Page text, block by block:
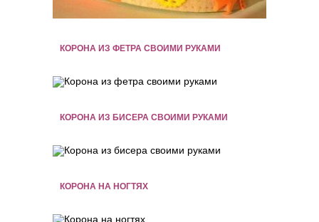
КОРОНА ИЗ ФЕТРА СВОИМИ РУКАМИ
КОРОНА ИЗ БИСЕРА СВОИМИ РУКАМИ
КОРОНА НА НОГТЯХ